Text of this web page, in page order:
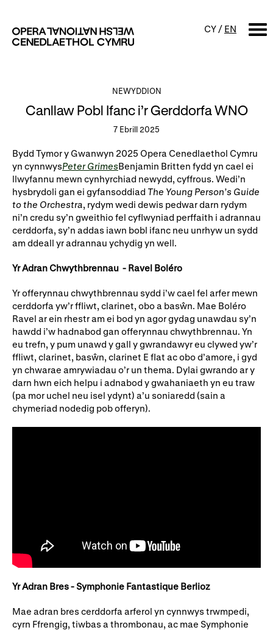
CY / EN
Cynyrchiadau
Cyngherddau
sgyrsiau
Digwyddiadau i'r teulu
Perfformiad Hygyrch
Gyrfaoedd WNO
Darganfod opera
Gwasanaethau technegol
Cymryd rhan
Ysgolion, Colegau a
Phrifysgolion
Côr Cysur
Rhoddion mewn Ewyllysiau
NEWYDDION
Canllaw Pobl Ifanc i’r Gerddorfa WNO
7 Ebrill 2025
Bydd Tymor y Gwanwyn 2025 Opera Cenedlaethol Cymru
yn cynnwysPeter GrimesBenjamin Britten fydd yn cael ei
llwyfannu mewn cynhyrchiad newydd, cyffrous. Wedi’n
hysbrydoli gan ei gyfansoddiad The Young Person’s Guide
to the Orchestra, rydym wedi dewis pedwar darn rydym
ni’n credu sy’n gweithio fel cyflwyniad perffaith i adrannau
cerddorfa, sy’n addas iawn bobl ifanc neu unrhyw un sydd
am ddeall yr adrannau ychydig yn well.
Yr Adran Chwythbrennau - Ravel Boléro
Yr offerynnau chwythbrennau sydd i’w cael fel arfer mewn
cerddorfa yw’r ffliwt, clarinet, obo a basŵn. Mae Boléro
Ravel ar ein rhestr am ei bod yn agor gydag unawdau sy’n
hawdd i’w hadnabod gan offerynnau chwythbrennau. Yn
eu trefn, y pum unawd y gall y gwrandawyr eu clywed yw’r
ffliwt, clarinet, basŵn, clarinet E flat ac obo d’amore, i gyd
yn chwarae amrywiadau o’r un thema. Dylai gwrando ar y
darn hwn eich helpu i adnabod y gwahaniaeth yn eu traw
(pa mor uchel neu isel ydynt) a’u soniaredd (sain a
chymeriad nodedig pob offeryn).
Yr Adran Bres - Symphonie Fantastique Berlioz
Mae adran bres cerddorfa arferol yn cynnwys trwmpedi,
cyrn Ffrengig, tiwbas a thrombonau, ac mae Symphonie